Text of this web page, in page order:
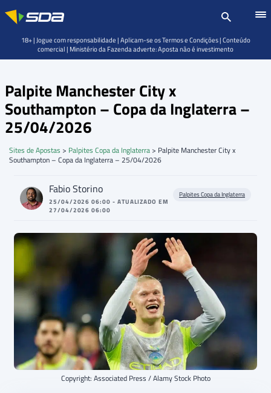
Palpite Manchester City x
Southampton – Copa da Inglaterra –
25/04/2026
Sites de Apostas > Palpites Copa da Inglaterra > Palpite Manchester City x
Southampton – Copa da Inglaterra – 25/04/2026
Fabio Storino
25/04/2026 06:00 - ATUALIZADO EM
27/04/2026 06:00
Palpites Copa da Inglaterra
Copyright: Associated Press / Alamy Stock Photo
18+ | Jogue com responsabilidade | Aplicam-se os Termos e Condições | Conteúdo
comercial | Ministério da Fazenda adverte: Aposta não é investimento